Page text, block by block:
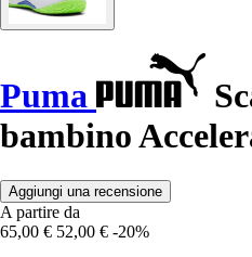
Puma
bambino
Aggiungi una recensione
A partire da
65,00 € 52,00 € -20%